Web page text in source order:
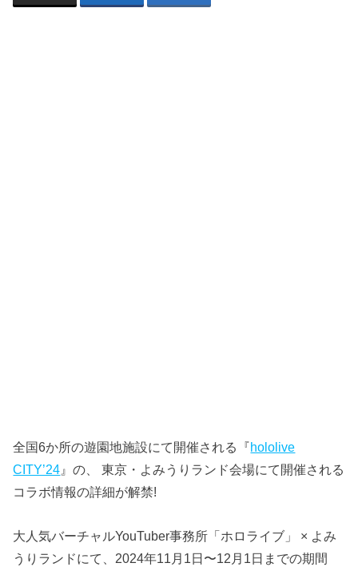
全国6か所の遊園地施設にて開催される『hololive
CITY’24 』の、 東京・よみうりランド会場にて開催される
コラボ情報の詳細が解禁!
大人気バーチャルYouTuber事務所「ホロライブ」 × よみ
うりランドにて、2024年11月1日〜12月1日までの期間